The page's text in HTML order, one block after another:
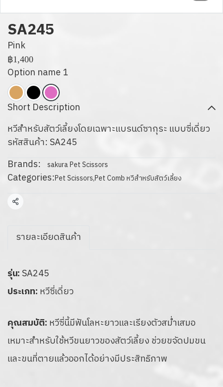
SA245
Pink
฿1,400
Option name 1
Short Description
หวีสำหรับสัตว์เลี้ยงโดยเฉพาะแบรนด์ซากุระ แบบซี่เดี่ยว
รหัสสินค้า: SA245
Brands:
sakura Pet Scissors
Categories:Pet Scissors,Pet Comb หวีสำหรับสัตว์เลี้ยง
Share
รายละเอียดสินค้า
รุ่น: SA245
ประเภท: หวีซี่เดี่ยว
คุณสมบัติ: หวีซี่นี้มีฟันโลหะยาวและเรียงตัวสม่ำเสมอ
เหมาะสำหรับใช้หวีขนยาวของสัตว์เลี้ยง ช่วยขจัดปมขน
และขนที่ตายแล้วออกได้อย่างมีประสิทธิภาพ